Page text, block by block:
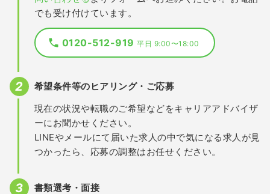
でも受け付けています。
0120-512-919平日 9:00〜18:00
希望条件等のヒアリング・ご応募
現在の状況や転職のご希望などをキャリアアドバイザ
ーにお聞かせください。
LINEやメールにて届いた求人の中で気になる求人が見
つかったら、応募の調整はお任せください。
書類選考・面接